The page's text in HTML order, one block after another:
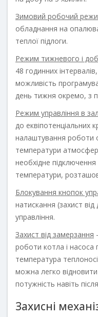
Зимовий робочий
обладнання на
теплої підлоги.
Режим тижневого і
48 годинних
можливість
день тижня окремо, з
Режим управління в
до еквіпотенціальних
налаштування роботи
температури
необхідне
температури,
Блокування кнопок
натискання (захист
управління.
Захист від замерзання
роботи котла і насоса
температура
можна легко
потужність навіть
Захисні